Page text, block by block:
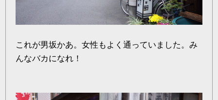
これが男坂かあ。女性もよく通っていました。み
んなバカになれ！